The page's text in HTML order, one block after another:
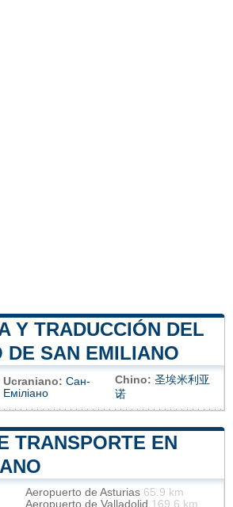
Y TRADUCCIÓN DEL
DE SAN EMILIANO
Ucraniano: Сан-
Еміліано
Chino: 圣埃米利亚
诺
TRANSPORTE EN
Aeropuerto de Asturias 65.9 km
Aeropuerto de Valladolid 169.6 km